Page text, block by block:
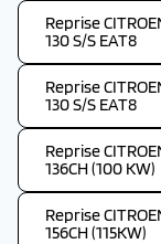
Reprise
130 S/S EAT8
Reprise
130 S/S EAT8
Reprise
136CH (100 KW)
Reprise
156CH (115KW)